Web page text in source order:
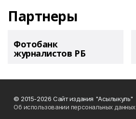
Партнеры
Фотобанк
журналистов РБ
© 2015-2026 Сайт издания "Асылыкуль"
Об использовании персональных данных